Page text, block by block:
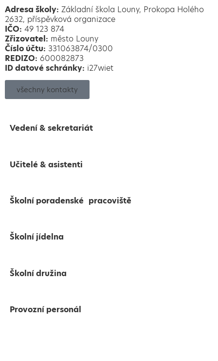
Adresa školy: Základní škola Louny, Prokopa Holého
2632, příspěvková organizace
IČO: 49 123 874
Zřizovatel: město Louny
Číslo účtu: 331063874/0300
REDIZO: 600082873
ID datové schránky: i27wiet
všechny kontakty
Vedení & sekretariát
Učitelé & asistenti
Školní poradenské pracoviště
Školní jídelna
Školní družina
Provozní personál